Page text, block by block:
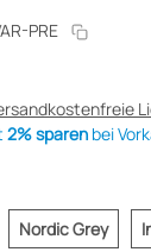
PRE
2% sparen bei
White
Nordic Grey